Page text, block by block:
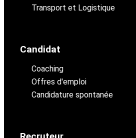
Transport et Logistique
Candidat
Coaching
Offres d'emploi
Candidature spontanée